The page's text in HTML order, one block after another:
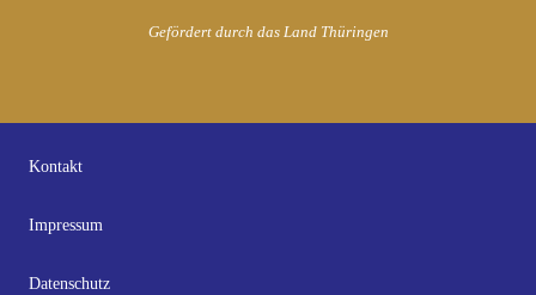
Gefördert durch das Land Thüringen
Kontakt
Impressum
Datenschutz